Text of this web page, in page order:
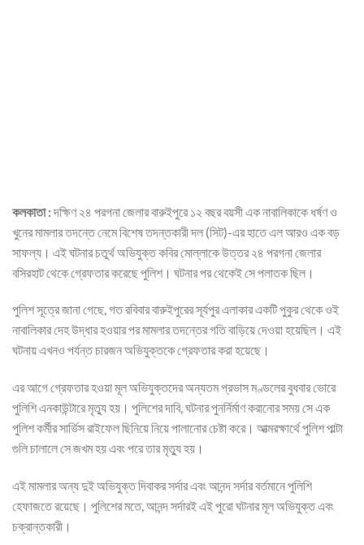
কলকাতা :দক্ষিণ ২৪ পরগনা জেলার বারুইপুরে ১২ বছর বয়সী এক নাবালিকাকে ধর্ষণ ও
খুনের মামলার তদন্তে নেমে বিশেষ তদন্তকারী দল (সিট)-এর হাতে এল আরও এক বড়
সাফল্য। এই ঘটনার চতুর্থ অভিযুক্ত কবির মোল্লাকে উত্তর ২৪ পরগনা জেলার
বসিরহাট থেকে গ্রেফতার করেছে পুলিশ। ঘটনার পর থেকেই সে পলাতক ছিল।
পুলিশ সূত্রে জানা গেছে, গত রবিবার বারুইপুরের সূর্যপুর এলাকার একটি পুকুর থেকে ওই
নাবালিকার দেহ উদ্ধার হওয়ার পর মামলার তদন্তের গতি বাড়িয়ে দেওয়া হয়েছিল। এই
ঘটনায় এখনও পর্যন্ত চারজন অভিযুক্তকে গ্রেফতার করা হয়েছে।
এর আগে গ্রেফতার হওয়া মূল অভিযুক্তদের অন্যতম প্রভাস মণ্ডলের বুধবার ভোরে
পুলিশি এনকাউন্টারে মৃত্যু হয়। পুলিশের দাবি, ঘটনার পুনর্নির্মাণ করানোর সময় সে এক
পুলিশ কর্মীর সার্ভিস রাইফেল ছিনিয়ে নিয়ে পালানোর চেষ্টা করে। আত্মরক্ষার্থে পুলিশ পাল্টা
গুলি চালালে সে জখম হয় এবং পরে তার মৃত্যু হয়।
এই মামলার অন্য দুই অভিযুক্ত দিবাকর সর্দার এবং আনন্দ সর্দার বর্তমানে পুলিশি
হেফাজতে রয়েছে। পুলিশের মতে, আনন্দ সর্দারই এই পুরো ঘটনার মূল অভিযুক্ত এবং
চক্রান্তকারী।